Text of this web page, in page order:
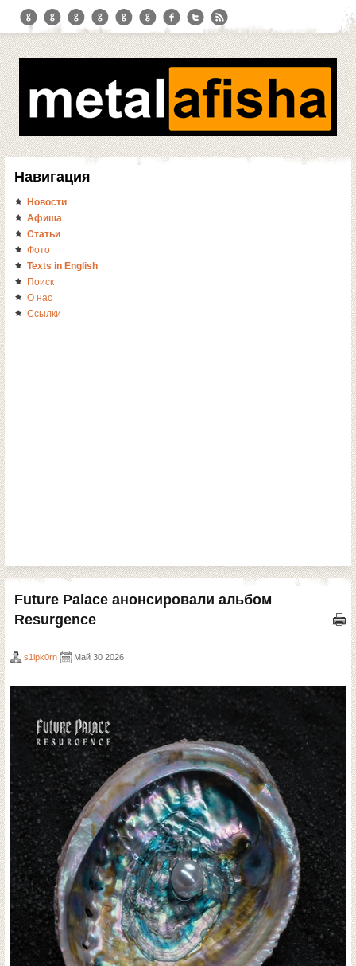
Навигация
Новости
Афиша
Статьи
Фото
Texts in English
Поиск
О нас
Ссылки
Future Palace анонсировали альбом
Resurgence
s1ipk0rn Май 30 2026